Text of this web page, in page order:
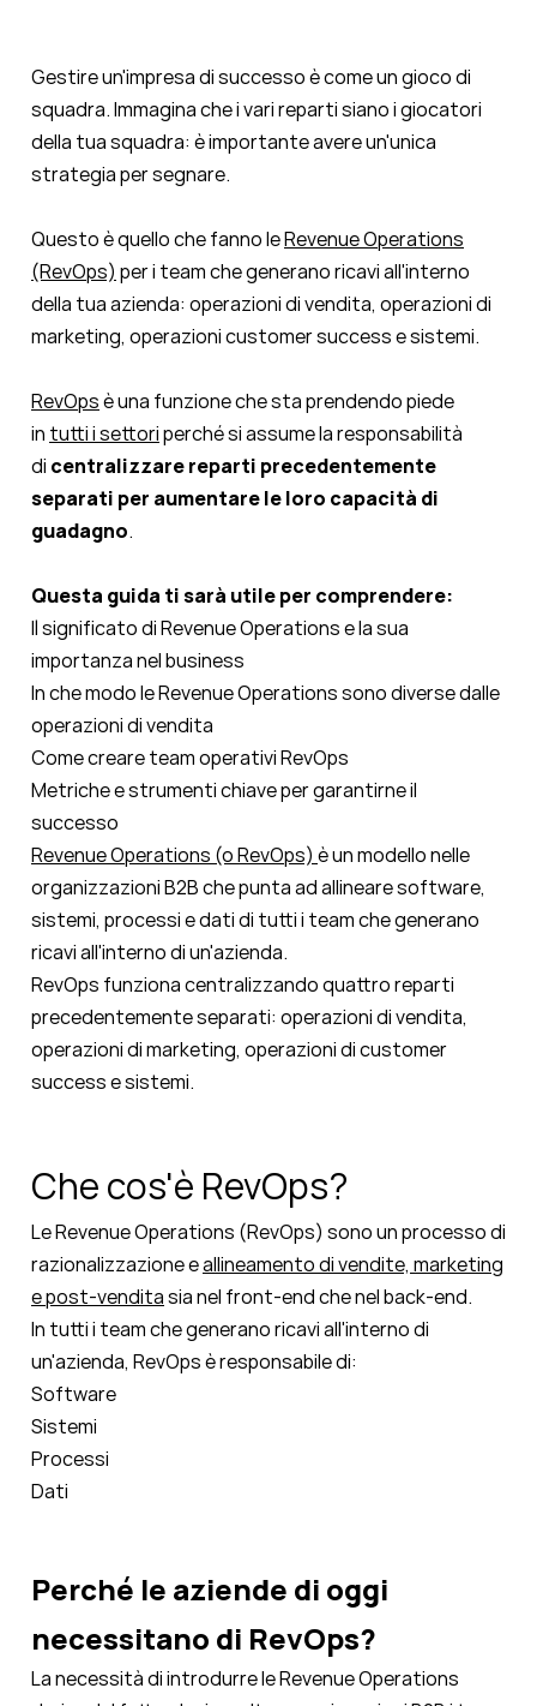
Gestire un'impresa di successo è come un gioco di
squadra. Immagina che i vari reparti siano i giocatori
della tua squadra: è importante avere un'unica
strategia per segnare.
Questo è quello che fanno leRevenue Operations
(RevOps) per i team che generano ricavi all'interno
della tua azienda: operazioni di vendita, operazioni di
marketing, operazioni customer success e sistemi.
RevOpsè una funzione che sta prendendo piede
in tutti i settoriperché si assume la responsabilità
di centralizzare reparti precedentemente
separati per aumentare le loro capacità di
guadagno.
Questa guida ti sarà utile per comprendere:
Il significato di Revenue Operations e la sua
importanza nel business
In che modo le Revenue Operations sono diverse dalle
operazioni di vendita
Come creare team operativi RevOps
Metriche e strumenti chiave per garantirne il
successo
Revenue Operations (o RevOps) è un modello nelle
organizzazioni B2B che punta ad allineare software,
sistemi, processi e dati di tutti i team che generano
ricavi all'interno di un'azienda.
RevOps funziona centralizzando quattro reparti
precedentemente separati: operazioni di vendita,
operazioni di marketing, operazioni di customer
success e sistemi.
Che cos'è RevOps?
Le Revenue Operations (RevOps) sono un processo di
razionalizzazione eallineamento di vendite, marketing
e post-venditasia nel front-end che nel back-end.
In tutti i team che generano ricavi all'interno di
un'azienda, RevOps è responsabile di:
Software
Sistemi
Processi
Dati
Perché le aziende di oggi
necessitano di RevOps?
La necessità di introdurre le Revenue Operations